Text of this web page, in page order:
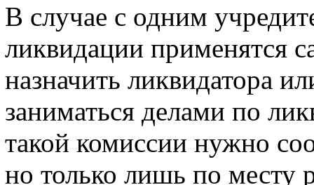
В случае с одним
ликвидации применятся
назначить ликвидатора
заниматься делами по
такой комиссии нужно
но только лишь по месту